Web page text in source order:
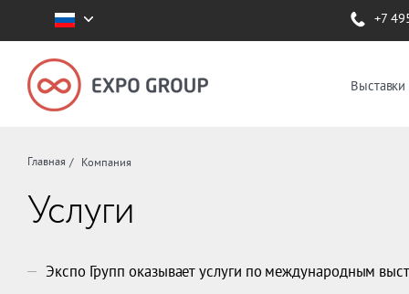
+7
Главная Компания
Услуги
Экспо Групп оказывает услуги по международным